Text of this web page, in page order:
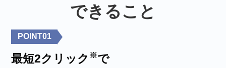
できること
POINT01
最短2クリック ※で